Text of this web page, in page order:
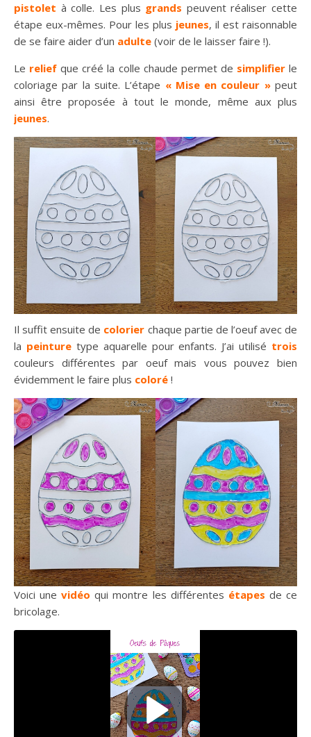
pistolet à colle. Les plus grands peuvent réaliser cette
étape eux-mêmes. Pour les plus jeunes, il est raisonnable
de se faire aider d’un adulte (voir de le laisser faire !).
Le relief que créé la colle chaude permet de simplifier le
coloriage par la suite. L’étape « Mise en couleur »peut
ainsi être proposée à tout le monde, même aux plus
jeunes.
Il suffit ensuite de colorier chaque partie de l’oeuf avec de
la peinture type aquarelle pour enfants. J’ai utilisé trois
couleurs différentes par oeuf mais vous pouvez bien
évidemment le faire plus coloré !
Voici unevidéo qui montre les différentes étapes de ce
bricolage.